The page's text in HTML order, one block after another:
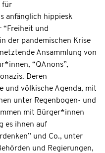
für
anfänglich hippiesk
“Freiheit und
der pandemischen Krise
Ansammlung von
“QAnons”,
Deren
und völkische Agenda, mit
unter Regenbogen- und
mit Bürger*innen
es ihnen auf
und Co., unter
und Regierungen,